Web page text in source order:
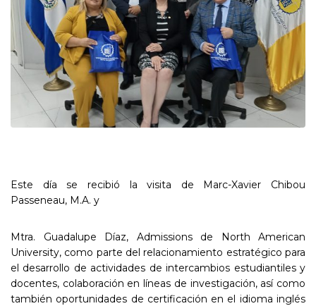
Este día se recibió la visita de Marc-Xavier Chibou
Passeneau, M.A. y
Mtra. Guadalupe Díaz, Admissions de North American
University, como parte del relacionamiento estratégico para
el desarrollo de actividades de intercambios estudiantiles y
docentes, colaboración en líneas de investigación, así como
también oportunidades de certificación en el idioma inglés